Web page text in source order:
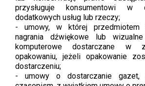
przysługuje konsumentowi w
dodatkowych usług lub rzeczy;
-
umowy, w której przedmiotem
nagrania dźwiękowe lub
komputerowe dostarczane w
opakowaniu, jeżeli opakowanie
dostarczeniu;
-
umowy o dostarczanie gazet,